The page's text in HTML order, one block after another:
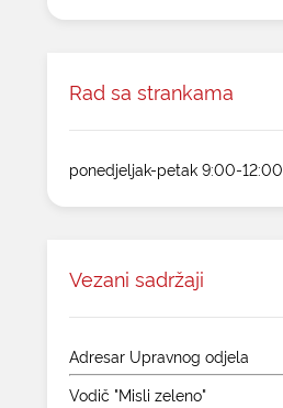
Rad sa strankama
ponedjeljak-petak 9:00-12:00
Vezani sadržaji
Adresar Upravnog odjela
Vodič "Misli zeleno"